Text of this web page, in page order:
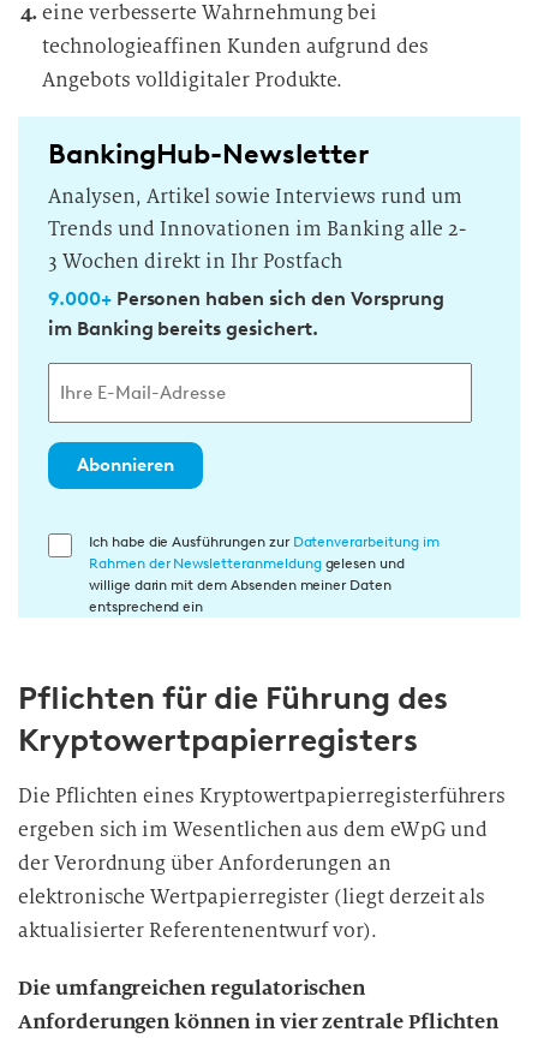
eine verbesserte Wahrnehmung bei
technologieaffinen Kunden aufgrund des
Angebots volldigitaler Produkte.
BankingHub-Newsletter
Analysen, Artikel sowie Interviews rund um
Trends und Innovationen im Banking alle 2-
3 Wochen direkt in Ihr Postfach
9.000+Personen haben sich den Vorsprung
im Banking bereits gesichert.
Abonnieren
E
l
n
g
i
n
i
e
Ich habe die Ausführungen zur Datenverarbeitung im
Rahmen der Newsletteranmeldunggelesen und
willige darin mit dem Absenden meiner Daten
entsprechend ein
Pflichten für die Führung des
Kryptowertpapierregisters
Die Pflichten eines Kryptowertpapierregisterführers
ergeben sich im Wesentlichen aus dem eWpG und
der Verordnung über Anforderungen an
elektronische Wertpapierregister (liegt derzeit als
aktualisierter Referentenentwurf vor).
Die umfangreichen regulatorischen
Anforderungen können in vier zentrale Pflichten